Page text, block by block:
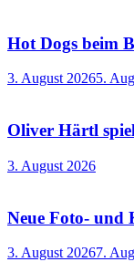
Hot Dogs beim
3. August 20265.
Oliver Härtl
3. August 2026
Neue Foto- und
3. August 20267.